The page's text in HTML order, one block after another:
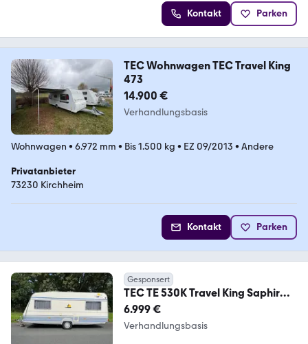
Kontakt Parken
TEC Wohnwagen TEC Travel King
473
14.900 €
Verhandlungsbasis
Wohnwagen • 6.972 mm • Bis 1.500 kg • EZ 09/2013 • Andere
Privatanbieter
73230 Kirchheim
Kontakt Parken
Gesponsert
TEC TE 530K Travel King Saphir
1.Hd 5-Schlafpl Tüv
6.999 €
Verhandlungsbasis